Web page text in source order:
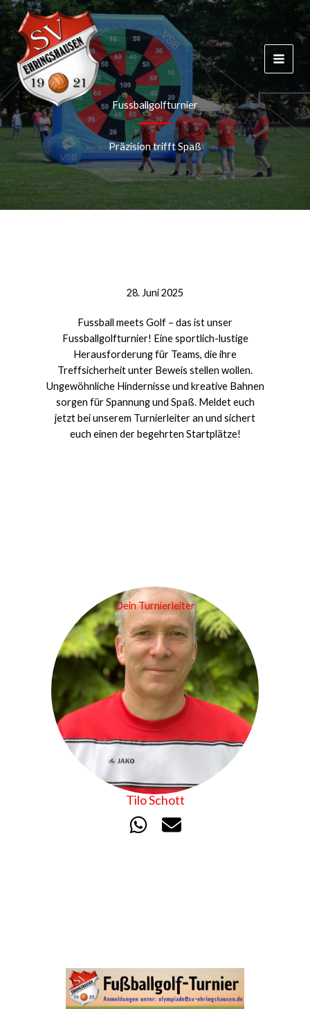
Zum
Inhalt
springen
Fussballgolfturnier
Präzision trifft Spaß
28. Juni 2025
Fussball meets Golf – das ist unser
Fussballgolfturnier! Eine sportlich-lustige
Herausforderung für Teams, die ihre
Treffsicherheit unter Beweis stellen wollen.
Ungewöhnliche Hindernisse und kreative Bahnen
sorgen für Spannung und Spaß. Meldet euch
jetzt bei unserem Turnierleiter an und sichert
euch einen der begehrten Startplätze!
Dein Turnierleiter
Tilo Schott